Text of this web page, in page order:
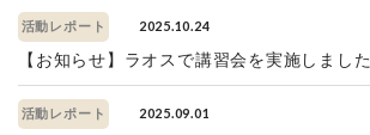
活動レポート 2025.10.24
【お知らせ】ラオスで講習会を実施しました
活動レポート 2025.09.01